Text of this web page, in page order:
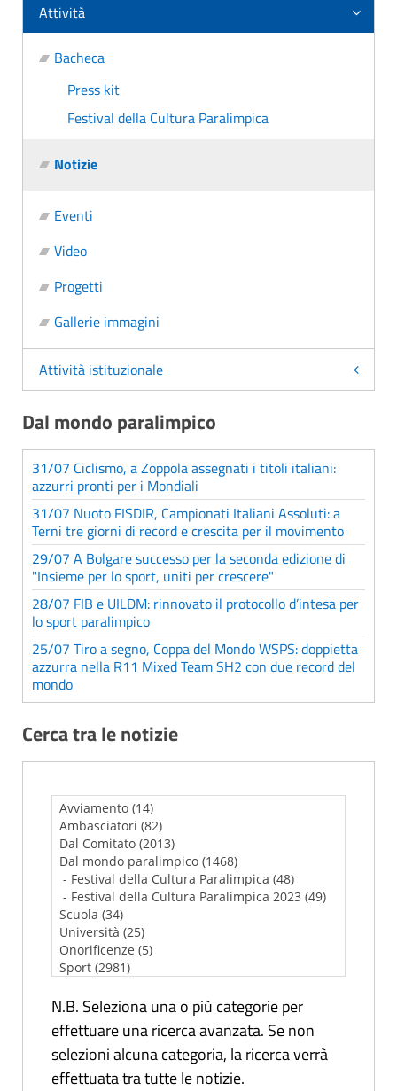
Attività
Bacheca
Press kit
Festival della Cultura Paralimpica
Notizie
Eventi
Video
Progetti
Gallerie immagini
Attività istituzionale
Dal mondo paralimpico
31/07 Ciclismo, a Zoppola assegnati i titoli italiani:
azzurri pronti per i Mondiali
31/07 Nuoto FISDIR, Campionati Italiani Assoluti: a
Terni tre giorni di record e crescita per il movimento
29/07 A Bolgare successo per la seconda edizione di
"Insieme per lo sport, uniti per crescere"
28/07 FIB e UILDM: rinnovato il protocollo d’intesa per
lo sport paralimpico
25/07 Tiro a segno, Coppa del Mondo WSPS: doppietta
azzurra nella R11 Mixed Team SH2 con due record del
mondo
Cerca tra le notizie
N.B. Seleziona una o più categorie per
effettuare una ricerca avanzata. Se non
selezioni alcuna categoria, la ricerca verrà
effettuata tra tutte le notizie.